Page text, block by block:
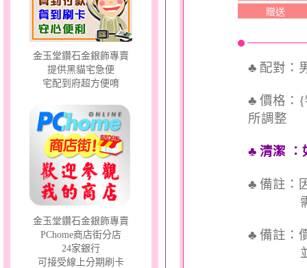
金玉堂鑽石金銀飾專賣
提供黑貓宅急便
宅配到府超方便唷
金玉堂鑽石金銀飾專賣
PChome商店街分店
24家銀行
可接受線上分期刷卡
贈送
♣ 配對：
♣ 價格：{
所調整
♣ 清潔 ：
♣ 備註：
需依實
♣ 備註：
並交付